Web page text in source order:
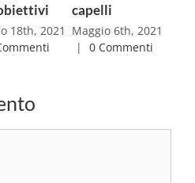
capelli
Maggio 6th, 2021
| 0 Commenti
attività
Aprile 29th,